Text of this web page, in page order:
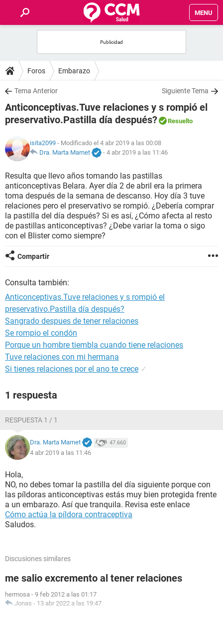
MENU
FOROS
SALUD
NUTRICIÓN
SEXUALIDAD
GLOSARIO
Foros Embarazo
Tema Anterior Siguiente Tema
Anticonceptivas.Tuve relaciones y s rompió el
preservativo.Pastilla día después?
Resuelto
isita2099 - Modificado el 4 abr 2019 a las 00:08
Dra. Marta Marnet
- 4 abr 2019 a las 11:46
Resulta que llevo años tomando las pastillas
anticonceptivas Belara. Ayer día 2 de abril era la primera
toma después de la semana de descanso. Hoy día 3 tuve
relaciones pero el preservativo se rompió. ¿Debería comprar
la pastilla del día después? Si es así, ¿Cómo afecta al resto
de pastillas anticonceptivas? ¿Debe variar la toma o sigo
con el Blister como siempre?
Compartir
Consulta también:
Anticonceptivas.Tuve relaciones y s rompió el
preservativo.Pastilla día después?
Sangrado despues de tener relaciones
Se rompio el condón
Porque un hombre tiembla cuando tiene relaciones
Tuve relaciones con mi hermana
Si tienes relaciones por el ano te crece ✓
1 respuesta
RESPUESTA 1 / 1
Dra. Marta Marnet 47.660
4 abr 2019 a las 11:46
Hola,
NO, no debes tomar la pastilla del día siguiente porque con
las píldoras anticonceptivas estás muy bien protegida frente
a un embarazo. Así que tranquila. Revisa este enlace
Cómo actúa la píldora contraceptiva
Saludos.
Discusiones similares
me salio excremento al tener relaciones
hermosa - 9 feb 2012 a las 01:17
Jonas - 13 abr 2022 a las 19:47